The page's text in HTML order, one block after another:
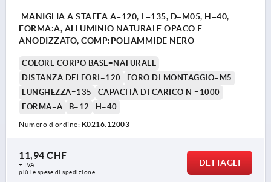
MANIGLIA A STAFFA A=120, L=135, D=M05, H=40,
FORMA:A, ALLUMINIO NATURALE OPACO E
ANODIZZATO, COMP:POLIAMMIDE NERO
COLORE CORPO BASE=NATURALE
DISTANZA DEI FORI=120
FORO DI MONTAGGIO=M5
LUNGHEZZA=135
CAPACITÀ DI CARICO N =1000
FORMA=A
B=12 H=40
Numero d’ordine: K0216.12003
11,94 CHF
+ IVA
più le spese di spedizione
DETTAGLI